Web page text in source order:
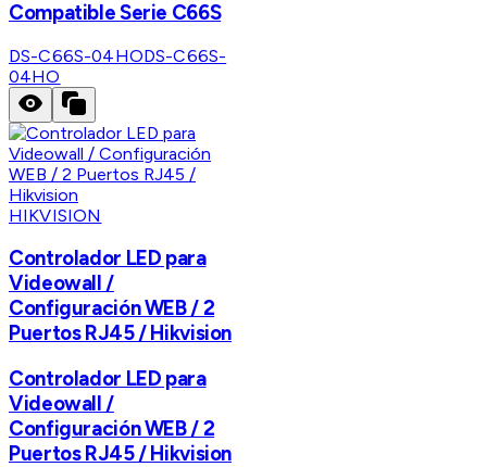
Compatible Serie C66S
DS-C66S-04HODS-C66S-
04HO
HIKVISION
Controlador LED para
Videowall /
Configuración WEB / 2
Puertos RJ45 / Hikvision
Controlador LED para
Videowall /
Configuración WEB / 2
Puertos RJ45 / Hikvision